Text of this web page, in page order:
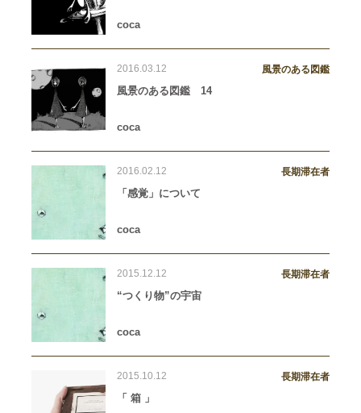
coca
2016.03.12 風景のある図鑑
風景のある図鑑 14
coca
2016.02.12 長期滞在者
「感覚」について
coca
2015.12.12 長期滞在者
“つくり物”の宇宙
coca
2015.10.12 長期滞在者
「 箱 」